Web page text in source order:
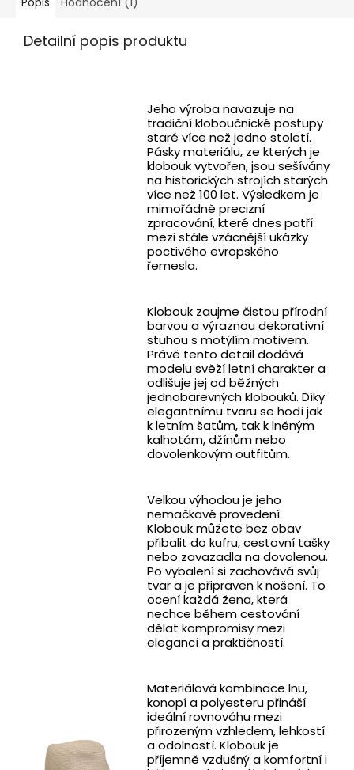
Detailní popis produktu
Jeho výroba navazuje na
tradiční kloboučnické postupy
staré více než jedno století.
Pásky materiálu, ze kterých je
klobouk vytvořen, jsou sešívány
na historických strojích starých
více než 100 let. Výsledkem je
mimořádně precizní
zpracování, které dnes patří
mezi stále vzácnější ukázky
poctivého evropského
řemesla.
Klobouk zaujme čistou přírodní
barvou a výraznou dekorativní
stuhou s motýlím motivem.
Právě tento detail dodává
modelu svěží letní charakter a
odlišuje jej od běžných
jednobarevných klobouků. Díky
elegantnímu tvaru se hodí jak
k letním šatům, tak k lněným
kalhotám, džínům nebo
dovolenkovým outfitům.
Velkou výhodou je jeho
nemačkavé provedení.
Klobouk můžete bez obav
přibalit do kufru, cestovní tašky
nebo zavazadla na dovolenou.
Po vybalení si zachovává svůj
tvar a je připraven k nošení. To
ocení každá žena, která
nechce během cestování
dělat kompromisy mezi
elegancí a praktičností.
Materiálová kombinace lnu,
konopí a polyesteru přináší
ideální rovnováhu mezi
přirozeným vzhledem, lehkostí
a odolností. Klobouk je
příjemně vzdušný a komfortní i